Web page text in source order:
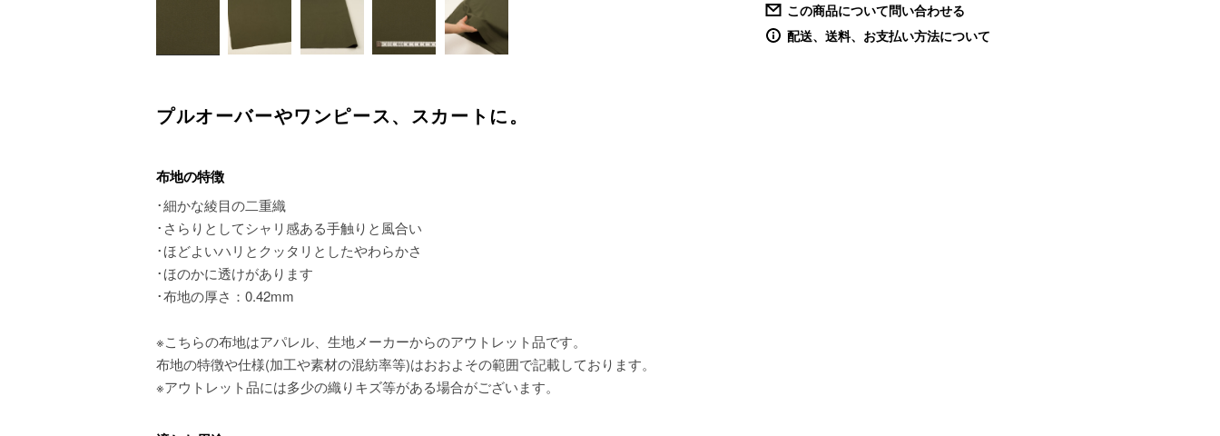
この商品について問い合わせる
配送、送料、お支払い方法について
プルオーバーやワンピース、スカートに。
布地の特徴
･細かな綾目の二重織
･さらりとしてシャリ感ある手触りと風合い
･ほどよいハリとクッタリとしたやわらかさ
･ほのかに透けがあります
･布地の厚さ：0.42mm
※こちらの布地はアパレル、生地メーカーからのアウトレット品です。
布地の特徴や仕様(加工や素材の混紡率等)はおおよその範囲で記載しております。
※アウトレット品には多少の織りキズ等がある場合がございます。